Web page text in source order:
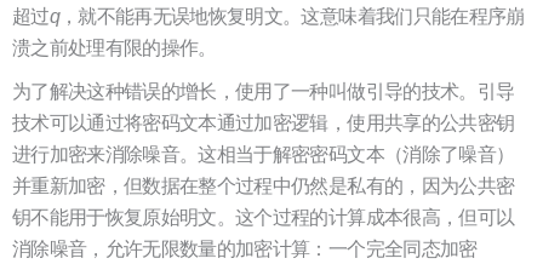
超过q，就不能再无误地恢复明文。这意味着我们只能在程序崩
溃之前处理有限的操作。
为了解决这种错误的增长，使用了一种叫做引导的技术。引导
技术可以通过将密码文本通过加密逻辑，使用共享的公共密钥
进行加密来消除噪音。这相当于解密密码文本（消除了噪音）
并重新加密，但数据在整个过程中仍然是私有的，因为公共密
钥不能用于恢复原始明文。这个过程的计算成本很高，但可以
消除噪音，允许无限数量的加密计算：一个完全同态加密